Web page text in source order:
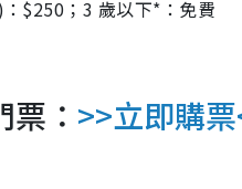
$250；3 歲以下*：免費
： >>立即購